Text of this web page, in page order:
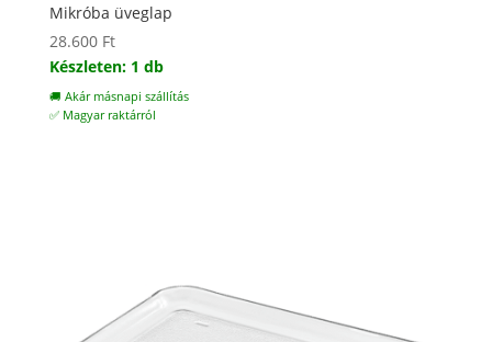
Mikróba üveglap
28.600 Ft
Készleten: 1 db
🚚 Akár másnapi szállítás
✅ Magyar raktárról